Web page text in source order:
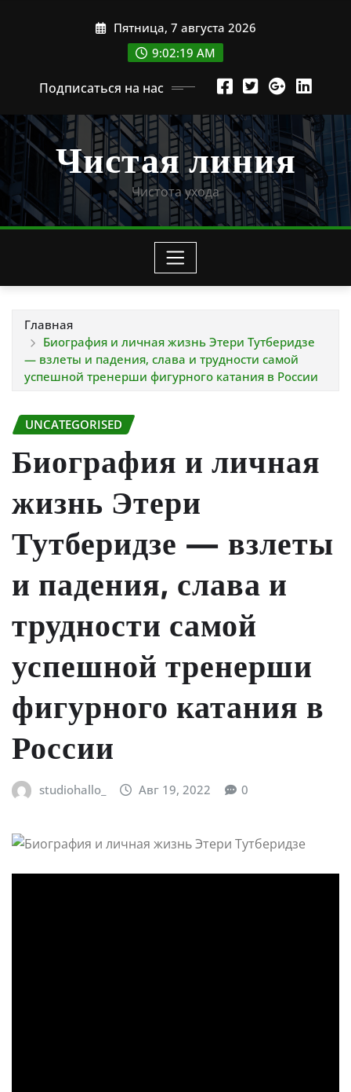
Пятница, 7 августа 2026
9:02:20 AM
Подписаться на нас
Чистая линия
Чистота ухода
Главная
Биография и личная жизнь Этери Тутберидзе
— взлеты и падения, слава и трудности самой
успешной тренерши фигурного катания в России
UNCATEGORISED
Биография и личная
жизнь Этери
Тутберидзе — взлеты
и падения, слава и
трудности самой
успешной тренерши
фигурного катания в
России
studiohallo_ Авг 19, 2022 0